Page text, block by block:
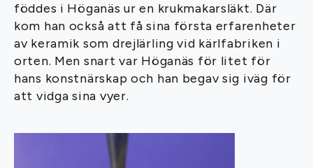
föddes i Höganäs ur en krukmakarsläkt. Där
kom han också att få sina första erfarenheter
av keramik som drejlärling vid kärlfabriken i
orten. Men snart var Höganäs för litet för
hans konstnärskap och han begav sig iväg för
att vidga sina vyer.